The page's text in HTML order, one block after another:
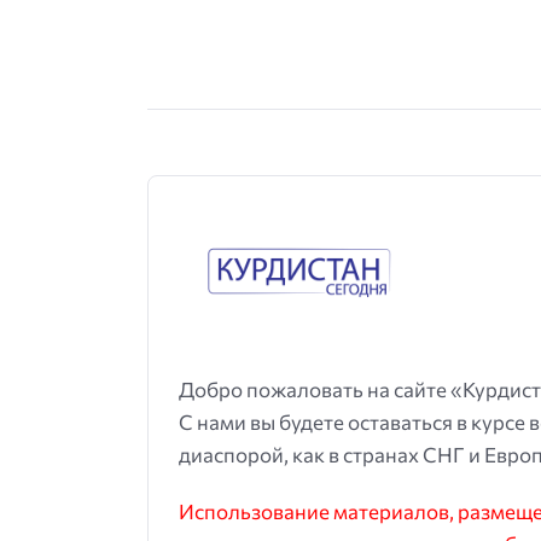
Добро пожаловать на сайте
С нами вы будете оставаться в курсе
диаспорой, как в странах СНГ и
Использование материалов,